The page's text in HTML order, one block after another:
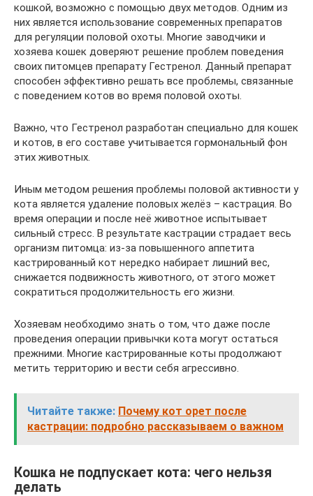
кошкой, возможно с помощью двух методов. Одним из
них является использование современных препаратов
для регуляции половой охоты. Многие заводчики и
хозяева кошек доверяют решение проблем поведения
своих питомцев препарату Гестренол. Данный препарат
способен эффективно решать все проблемы, связанные
с поведением котов во время половой охоты.
Важно, что Гестренол разработан специально для кошек
и котов, в его составе учитывается гормональный фон
этих животных.
Иным методом решения проблемы половой активности у
кота является удаление половых желёз – кастрация. Во
время операции и после неё животное испытывает
сильный стресс. В результате кастрации страдает весь
организм питомца: из-за повышенного аппетита
кастрированный кот нередко набирает лишний вес,
снижается подвижность животного, от этого может
сократиться продолжительность его жизни.
Хозяевам необходимо знать о том, что даже после
проведения операции привычки кота могут остаться
прежними. Многие кастрированные коты продолжают
метить территорию и вести себя агрессивно.
Читайте также: Почему кот орет после
кастрации: подробно рассказываем о важном
Кошка не подпускает кота: чего нельзя
делать